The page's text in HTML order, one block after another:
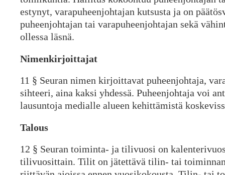
estynyt, varapuheenjohtajan kutsusta ja on
puheenjohtajan tai varapuheenjohtajan sekä
ollessa läsnä.
Nimenkirjoittajat
11 § Seuran nimen kirjoittavat puheenjohtaja,
sihteeri, aina kaksi yhdessä. Puheenjohtaja voi
lausuntoja medialle alueen kehittämistä
Talous
12 § Seuran toiminta- ja tilivuosi on
tilivuosittain. Tilit on jätettävä tilin- tai